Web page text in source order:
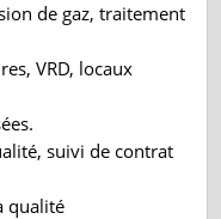
de gaz, traitement
VRD, locaux
suivi de contrat
qualité